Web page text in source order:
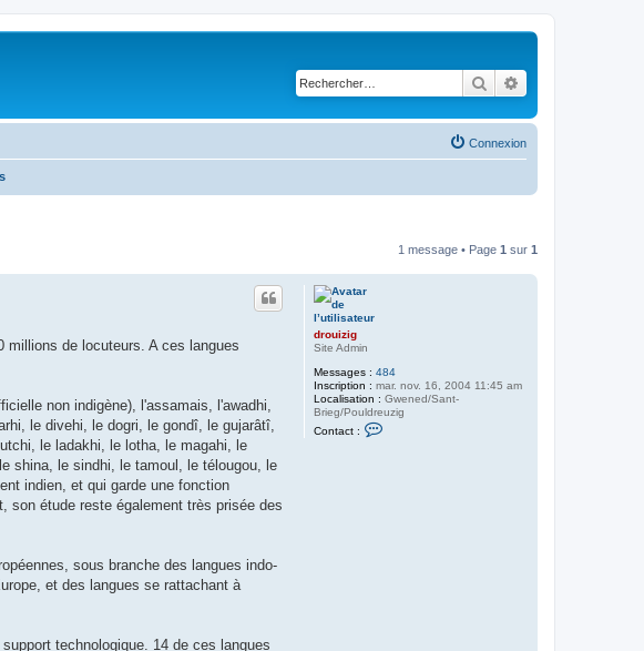
Rechercher
Connexion
1 message • Page 1 sur 1
drouizig
Site Admin
Messages : 484
Inscription : mar. nov. 16, 2004 11:45 am
Localisation : Gwened/Sant-
Brieg/Pouldreuzig
Contact :
millions de locuteurs. A ces langues
non indigène), l'assamais, l'awadhi,
le divehi, le dogri, le gondî, le gujarâtî,
le ladakhi, le lotha, le magahi, le
shina, le sindhi, le tamoul, le télougou, le
indien, et qui garde une fonction
son étude reste également très prisée des
sous branche des langues indo-
et des langues se rattachant à
technologique. 14 de ces langues